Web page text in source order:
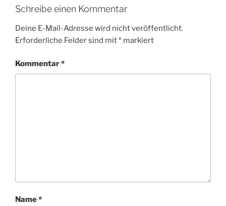
Schreibe einen Kommentar
Deine E-Mail-Adresse wird nicht veröffentlicht.
Erforderliche Felder sind mit* markiert
Kommentar*
Name*